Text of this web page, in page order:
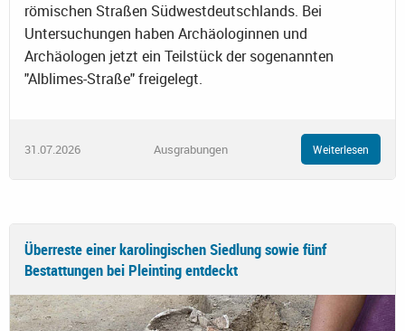
römischen Straßen Südwestdeutschlands. Bei
Untersuchungen haben Archäologinnen und
Archäologen jetzt ein Teilstück der sogenannten
"Alblimes-Straße" freigelegt.
31.07.2026 Ausgrabungen Weiterlesen
Überreste einer karolingischen Siedlung sowie fünf
Bestattungen bei Pleinting entdeckt